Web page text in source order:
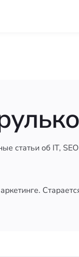
статьи об IT,